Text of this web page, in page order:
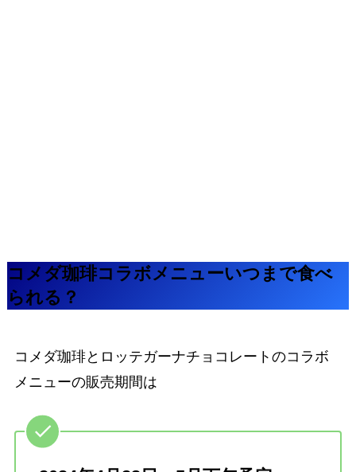
コメダ珈琲コラボメニューいつまで食べ
られる？
コメダ珈琲とロッテガーナチョコレートのコラボ
メニューの販売期間は